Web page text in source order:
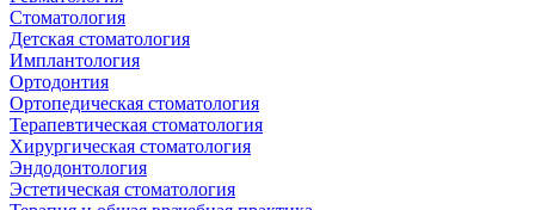
Стоматология
Детская стоматология
Имплантология
Ортодонтия
Ортопедическая стоматология
Терапевтическая стоматология
Хирургическая стоматология
Эндодонтология
Эстетическая стоматология